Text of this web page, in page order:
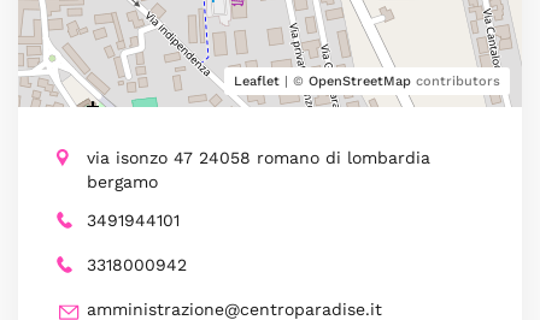
Leaflet | © OpenStreetMap contributors
via isonzo 47 24058 romano di lombardia
bergamo
3491944101
3318000942
amministrazione@centroparadise.it